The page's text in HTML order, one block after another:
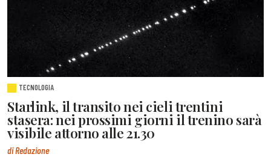
TECNOLOGIA
Starlink, il transito nei cieli trentini
stasera: nei prossimi giorni il trenino sarà
visibile attorno alle 21.30
di Redazione